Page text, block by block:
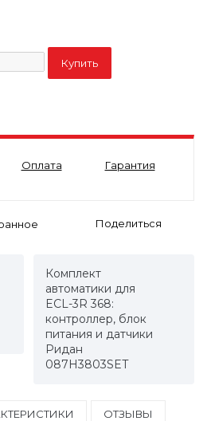
Оплата Гарантия
Поделиться
Комплект
автоматики для
ECL-3R 368:
контроллер, блок
питания и датчики
Ридан
087H3803SET
ОТЗЫВЫ